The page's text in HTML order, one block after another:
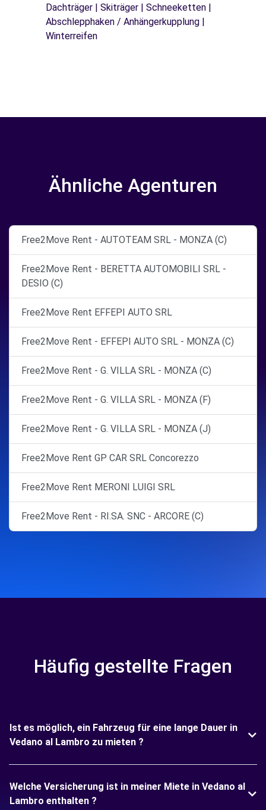
Dachträger | Skiträger | Schneeketten |
Abschlepphaken / Anhängerkupplung |
Winterreifen
Ähnliche Agenturen
Free2Move Rent - AUTOTEAM SRL - MONZA (C)
Free2Move Rent - BERETTA AUTOMOBILI SRL -
DESIO (C)
Free2Move Rent EFFEPI AUTO SRL
Free2Move Rent - EFFEPI AUTO SRL - MONZA (C)
Free2Move Rent - G. VILLA SRL - MONZA (C)
Free2Move Rent - G. VILLA SRL - MONZA (F)
Free2Move Rent - G. VILLA SRL - MONZA (J)
Free2Move Rent GP CAR SRL Concorezzo
Free2Move Rent MERONI LUIGI SRL
Free2Move Rent - RI.SA. SNC - ARCORE (C)
Häufig gestellte Fragen
Ist es möglich, ein Fahrzeug für eine lange Dauer in
Vedano al Lambro zu mieten ?
Welche Versicherung ist in meiner Miete in Vedano al
Lambro enthalten ?